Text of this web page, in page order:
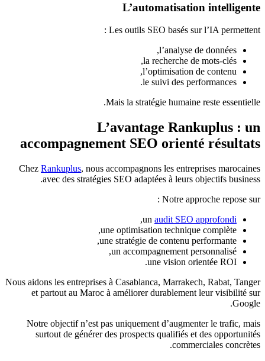
L’automatisation intelligente
Les outils SEO basés sur l’IA permettent :
l’analyse de données,
la recherche de mots-clés,
l’optimisation de contenu,
le suivi des performances.
Mais la stratégie humaine reste essentielle.
L’avantage Rankuplus : un
accompagnement SEO orienté résultats
Chez Rankuplus, nous accompagnons les entreprises marocaines
avec des stratégies SEO adaptées à leurs objectifs business.
Notre approche repose sur :
un audit SEO approfondi
,
une optimisation technique complète,
une stratégie de contenu performante,
un accompagnement personnalisé,
une vision orientée ROI.
Nous aidons les entreprises à Casablanca, Marrakech, Rabat, Tanger
et partout au Maroc à améliorer durablement leur visibilité sur
Google.
Notre objectif n’est pas uniquement d’augmenter le trafic, mais
surtout de générer des prospects qualifiés et des opportunités
commerciales concrètes.